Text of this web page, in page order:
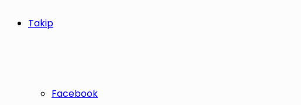
Takip
Facebook